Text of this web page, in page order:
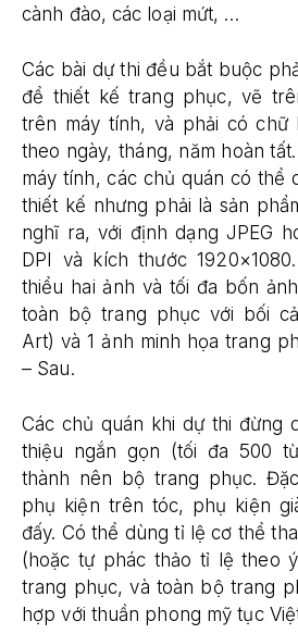
cành đào, các loại mứt, …
Các bài dự thi đều bắt buộc
để thiết kế trang phục, vẽ
trên máy tính, và phải có chữ
theo ngày, tháng, năm hoàn
máy tính, các chủ quán có thể
thiết kế nhưng phải là sản
nghĩ ra, với định dạng JPEG
DPI và kích thước
thiểu hai ảnh và tối đa bốn
toàn bộ trang phục với bối
Art) và 1 ảnh minh họa trang
– Sau.
Các chủ quán khi dự thi đừng
thiệu ngắn gọn (tối đa 500
thành nên bộ trang phục.
phụ kiện trên tóc, phụ kiện
đấy. Có thể dùng tỉ lệ cơ thể
(hoặc tự phác thảo tỉ lệ theo
trang phục, và toàn bộ trang
hợp với thuần phong mỹ tục